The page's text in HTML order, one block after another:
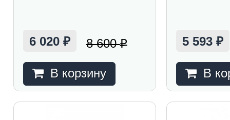
6 020 ₽ 8 600₽
В корзину
5 593₽
В